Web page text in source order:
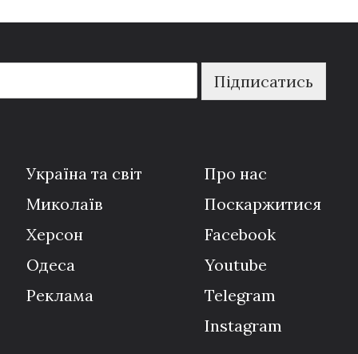
Підписатись
Україна та світ
Миколаїв
Херсон
Одеса
Реклама
Про нас
Поскаржитися
Facebook
Youtube
Telegram
Instagram